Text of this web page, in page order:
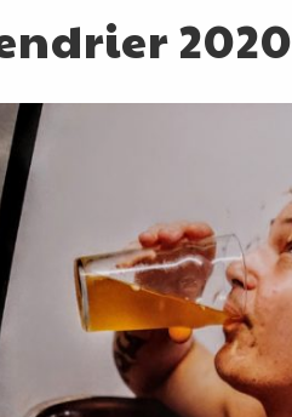
2020